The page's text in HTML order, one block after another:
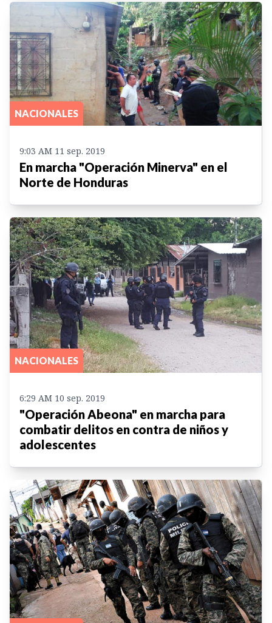
NACIONALES
9:03 AM 11 sep. 2019
En marcha "Operación Minerva" en el
Norte de Honduras
NACIONALES
6:29 AM 10 sep. 2019
"Operación Abeona" en marcha para
combatir delitos en contra de niños y
adolescentes